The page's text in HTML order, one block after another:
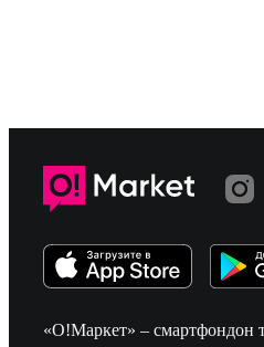
«О!Маркет» – смартфондон